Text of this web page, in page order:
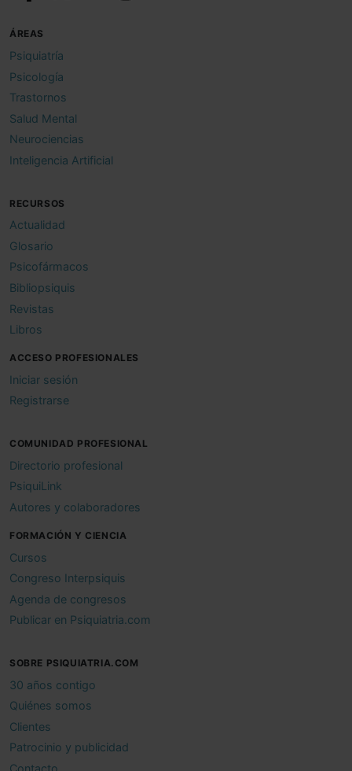
ÁREAS
Psiquiatría
Psicología
Trastornos
Salud Mental
Neurociencias
Inteligencia Artificial
RECURSOS
Actualidad
Glosario
Psicofármacos
Bibliopsiquis
Revistas
Libros
ACCESO PROFESIONALES
Iniciar sesión
Registrarse
COMUNIDAD PROFESIONAL
Directorio profesional
PsiquiLink
Autores y colaboradores
FORMACIÓN Y CIENCIA
Cursos
Congreso Interpsiquis
Agenda de congresos
Publicar en Psiquiatria.com
SOBRE PSIQUIATRIA.COM
30 años contigo
Quiénes somos
Clientes
Patrocinio y publicidad
Contacto